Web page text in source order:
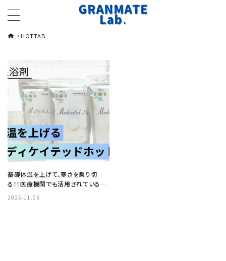
HOTTAB
基礎体温を上げて、寒さを乗り切
る！！医療機関でも活用されている重
2025.11.06